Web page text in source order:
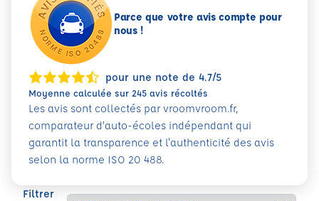
Filtrer
Parce que votre avis compte pour
nous !
pour une note de 4.7/5
Moyenne calculée sur 245 avis récoltés
Les avis sont collectés par vroomvroom.fr,
comparateur d’auto-écoles indépendant qui
garantit la transparence et l'authenticité des avis
selon la norme ISO 20 488.